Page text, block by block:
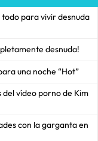
para vivir desnuda
desnuda!
una noche “Hot”
del vídeo porno de Kim
con la garganta en